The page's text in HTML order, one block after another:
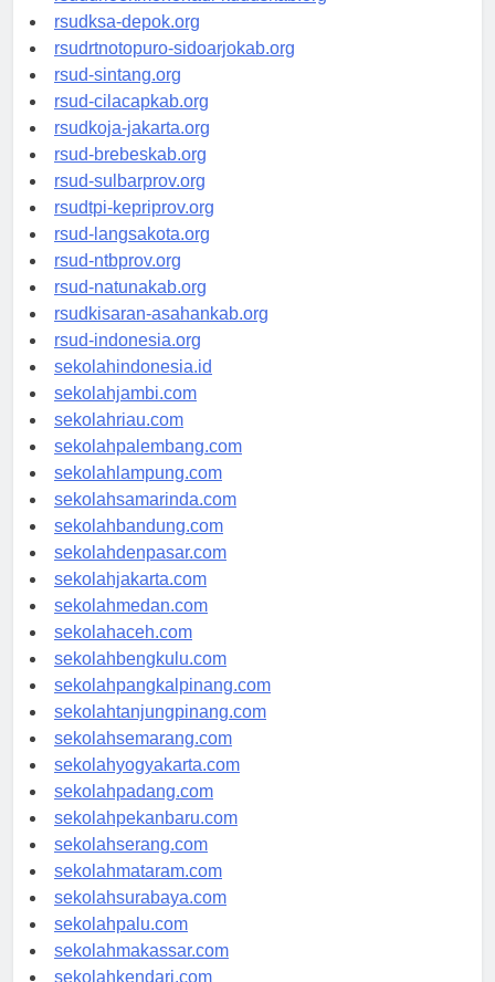
rsuddrloekmonohadi-kuduskab.org
rsudksa-depok.org
rsudrtnotopuro-sidoarjokab.org
rsud-sintang.org
rsud-cilacapkab.org
rsudkoja-jakarta.org
rsud-brebeskab.org
rsud-sulbarprov.org
rsudtpi-kepriprov.org
rsud-langsakota.org
rsud-ntbprov.org
rsud-natunakab.org
rsudkisaran-asahankab.org
rsud-indonesia.org
sekolahindonesia.id
sekolahjambi.com
sekolahriau.com
sekolahpalembang.com
sekolahlampung.com
sekolahsamarinda.com
sekolahbandung.com
sekolahdenpasar.com
sekolahjakarta.com
sekolahmedan.com
sekolahaceh.com
sekolahbengkulu.com
sekolahpangkalpinang.com
sekolahtanjungpinang.com
sekolahsemarang.com
sekolahyogyakarta.com
sekolahpadang.com
sekolahpekanbaru.com
sekolahserang.com
sekolahmataram.com
sekolahsurabaya.com
sekolahpalu.com
sekolahmakassar.com